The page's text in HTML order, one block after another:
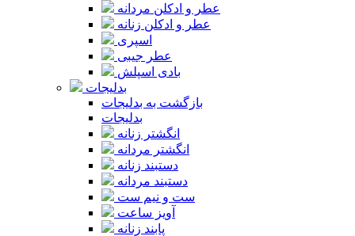
عطر و ادکلن مردانه
عطر و ادکلن زنانه
اسپری
عطر جیبی
بادی اسپلش
بدلیجات
بازگشت به بدلیجات
بدلیجات
انگشتر زنانه
انگشتر مردانه
دستبند زنانه
دستبند مردانه
ست و نیم ست
آویز ساعت
پابند زنانه